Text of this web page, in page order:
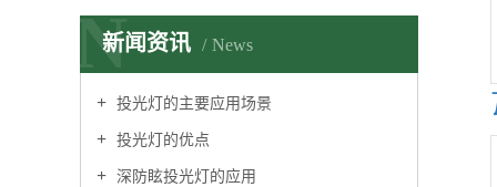
新闻资讯 News
N
投光灯的主要应用场景
投光灯的优点
深防眩投光灯的应用